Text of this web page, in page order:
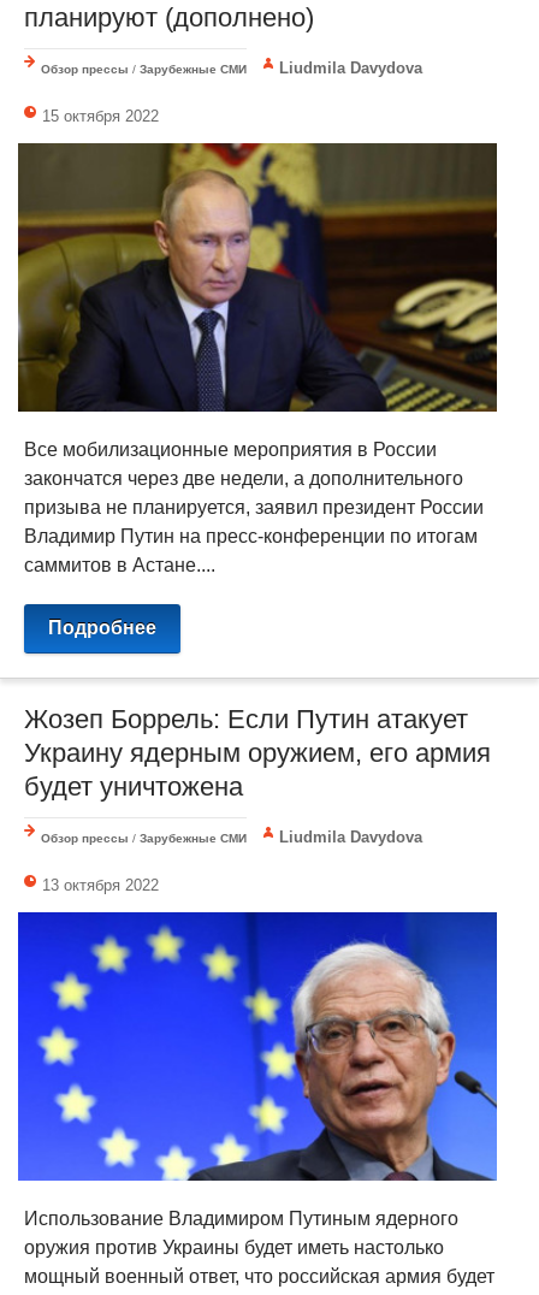
планируют (дополнено)
Обзор прессы / Зарубежные СМИ Liudmila Davydova
15 октября 2022
Все мобилизационные мероприятия в России
закончатся через две недели, а дополнительного
призыва не планируется, заявил президент России
Владимир Путин на пресс-конференции по итогам
саммитов в Астане....
Подробнее
Жозеп Боррель: Если Путин атакует
Украину ядерным оружием, его армия
будет уничтожена
Обзор прессы / Зарубежные СМИ Liudmila Davydova
13 октября 2022
Использование Владимиром Путиным ядерного
оружия против Украины будет иметь настолько
мощный военный ответ, что российская армия будет